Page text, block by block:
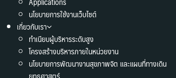
นโยบายการใช้งานเว็บไซต์
เกี่ยวกับเรา
ทำเนียบผู้บริหารระดับสูง
โครงสร้างบริหารภายในหน่วยงาน
นโยบายการพัฒนางานสุขภาพจิต และแผนที่ทางเดิน